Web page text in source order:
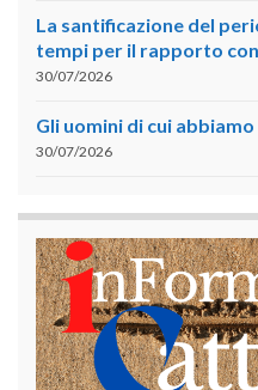
La santificazione del
tempi per il rapporto
30/07/2026
Gli uomini di cui
30/07/2026